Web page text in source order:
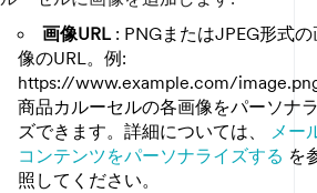
画像URL : PNGまたはJPEG形式の
像のURL。例:
https://www.example.com/
商品カルーセルの各画像をパーソナ
ズできます。詳細については、 メー
コンテンツをパーソナライズする を
照してください。